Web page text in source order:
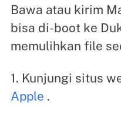
Bawa atau kirim
bisa di-boot ke
memulihkan file
1. Kunjungi situs
Apple .